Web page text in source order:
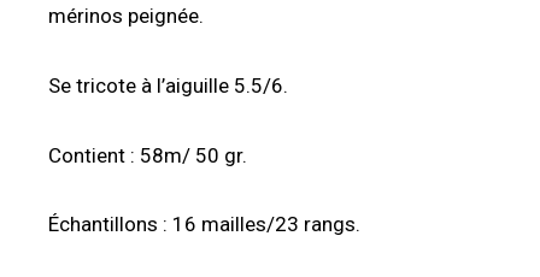
mérinos peignée.
Se tricote à l’aiguille 5.5/6.
Contient : 58m/ 50 gr.
Échantillons : 16 mailles/23 rangs.